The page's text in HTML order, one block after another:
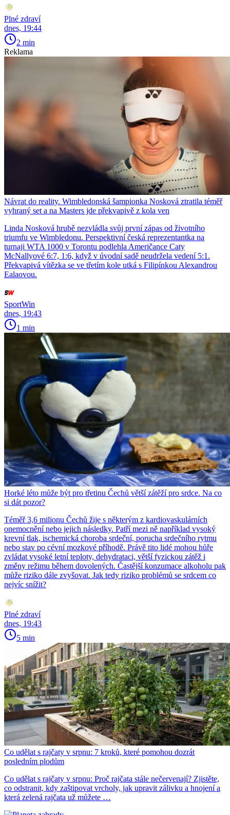
Plné zdraví
dnes, 19:44
2 min
Reklama
Návrat do reality. Wimbledonská šampionka Nosková ztratila téměř
vyhraný set a na Masters jde překvapivě z kola ven
Linda Nosková hrubě nezvládla svůj první zápas od životního
triumfu ve Wimbledonu. Perspektivní česká reprezentantka na
turnaji WTA 1000 v Torontu podlehla Američance Caty
McNallyové 6:7, 1:6, když v úvodní sadě neudržela vedení 5:1.
Překvapivá vítězka se ve třetím kole utká s Filipínkou Alexandrou
Ealaovou.
SportWin
dnes, 19:43
1 min
Horké léto může být pro třetinu Čechů větší zátěží pro srdce. Na co
si dát pozor?
Téměř 3,6 milionu Čechů žije s některým z kardiovaskulárních
onemocnění nebo jejich následky. Patří mezi ně například vysoký
krevní tlak, ischemická choroba srdeční, porucha srdečního rytmu
nebo stav po cévní mozkové příhodě. Právě tito lidé mohou hůře
zvládat vysoké letní teploty, dehydrataci, větší fyzickou zátěž i
změny režimu během dovolených. Častější konzumace alkoholu pak
může riziko dále zvyšovat. Jak tedy riziko problémů se srdcem co
nejvíc snížit?
Plné zdraví
dnes, 19:43
5 min
Co udělat s rajčaty v srpnu: 7 kroků, které pomohou dozrát
posledním plodům
Co udělat s rajčaty v srpnu: Proč rajčata stále nečervenají? Zjistěte,
co odstranit, kdy zaštipovat vrcholy, jak upravit zálivku a hnojení a
která zelená rajčata už můžete …